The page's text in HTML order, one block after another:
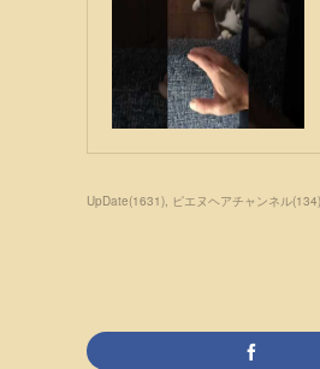
UpDate(1631) ピエヌヘアチャンネル(134)